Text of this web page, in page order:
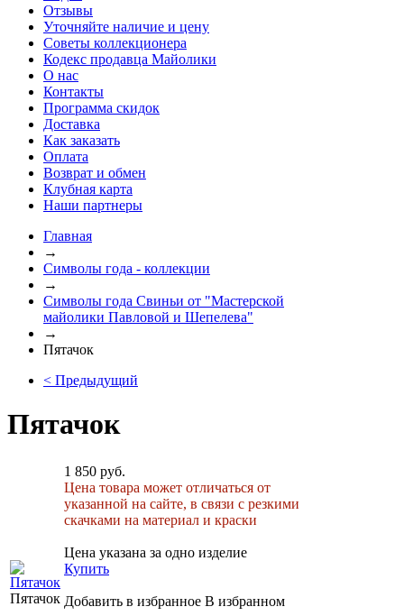
Отзывы
Уточняйте наличие и цену
Советы коллекционера
Кодекс продавца Майолики
О нас
Контакты
Программа скидок
Доставка
Как заказать
Оплата
Возврат и обмен
Клубная карта
Наши партнеры
Главная
→
Символы года - коллекции
→
Символы года Свиньи от "Мастерской
майолики Павловой и Шепелева"
→
Пятачок
< Предыдущий
Пятачок
Пятачок
1 850 руб.
Цена товара может отличаться от
указанной на сайте, в связи с резкими
скачками на материал и краски
Цена указана за одно изделие
Купить
Добавить в избранное В избранном